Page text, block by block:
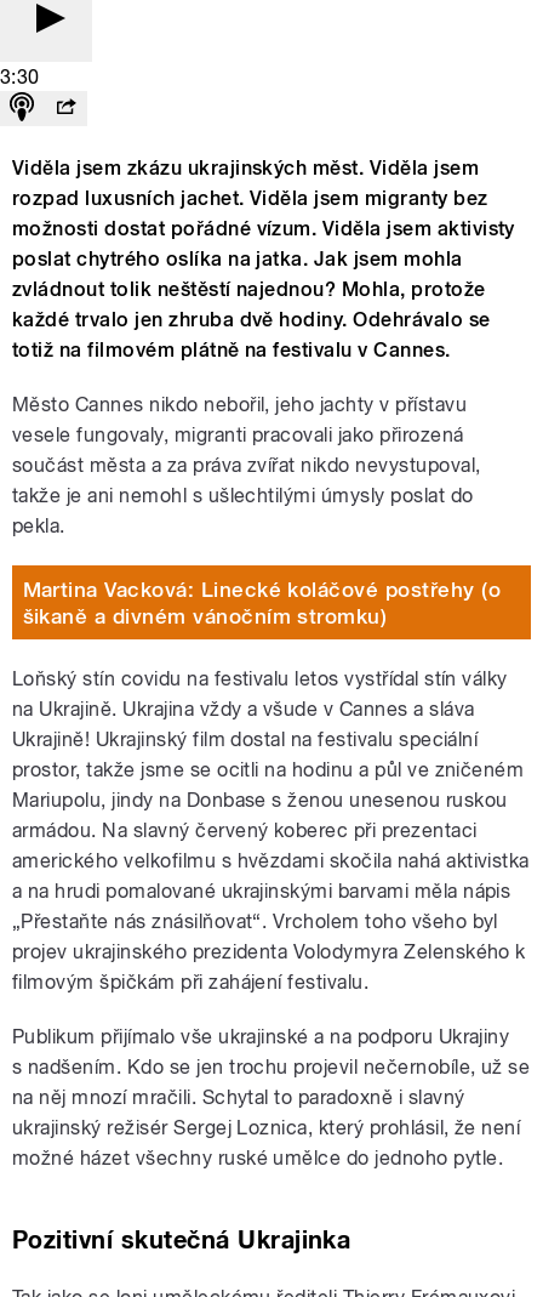
3:30
Viděla jsem zkázu ukrajinských měst. Viděla jsem
rozpad luxusních jachet. Viděla jsem migranty bez
možnosti dostat pořádné vízum. Viděla jsem aktivisty
poslat chytrého oslíka na jatka. Jak jsem mohla
zvládnout tolik neštěstí najednou? Mohla, protože
každé trvalo jen zhruba dvě hodiny. Odehrávalo se
totiž na filmovém plátně na festivalu v Cannes.
Město Cannes nikdo nebořil, jeho jachty v přístavu
vesele fungovaly, migranti pracovali jako přirozená
součást města a za práva zvířat nikdo nevystupoval,
takže je ani nemohl s ušlechtilými úmysly poslat do
pekla.
Martina Vacková: Linecké koláčové postřehy (o
šikaně a divném vánočním stromku)
Loňský stín covidu na festivalu letos vystřídal stín války
na Ukrajině. Ukrajina vždy a všude v Cannes a sláva
Ukrajině! Ukrajinský film dostal na festivalu speciální
prostor, takže jsme se ocitli na hodinu a půl ve zničeném
Mariupolu, jindy na Donbase s ženou unesenou ruskou
armádou. Na slavný červený koberec při prezentaci
amerického velkofilmu s hvězdami skočila nahá aktivistka
a na hrudi pomalované ukrajinskými barvami měla nápis
„Přestaňte nás znásilňovat“. Vrcholem toho všeho byl
projev ukrajinského prezidenta Volodymyra Zelenského k
filmovým špičkám při zahájení festivalu.
Publikum přijímalo vše ukrajinské a na podporu Ukrajiny
s nadšením. Kdo se jen trochu projevil nečernobíle, už se
na něj mnozí mračili. Schytal to paradoxně i slavný
ukrajinský režisér Sergej Loznica, který prohlásil, že není
možné házet všechny ruské umělce do jednoho pytle.
Pozitivní skutečná Ukrajinka